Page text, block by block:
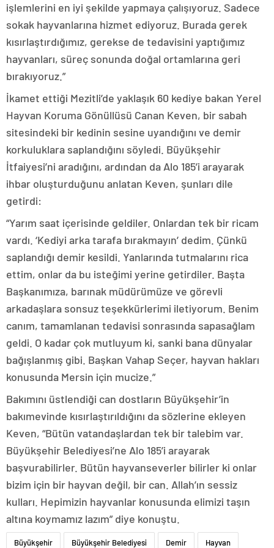
işlemlerini en iyi şekilde yapmaya çalışıyoruz. Sadece
sokak hayvanlarına hizmet ediyoruz. Burada gerek
kısırlaştırdığımız, gerekse de tedavisini yaptığımız
hayvanları, süreç sonunda doğal ortamlarına geri
bırakıyoruz.”
İkamet ettiği Mezitli’de yaklaşık 60 kediye bakan Yerel
Hayvan Koruma Gönüllüsü Canan Keven, bir sabah
sitesindeki bir kedinin sesine uyandığını ve demir
korkuluklara saplandığını söyledi. Büyükşehir
İtfaiyesi’ni aradığını, ardından da Alo 185’i arayarak
ihbar oluşturduğunu anlatan Keven, şunları dile
getirdi:
“Yarım saat içerisinde geldiler. Onlardan tek bir ricam
vardı. ‘Kediyi arka tarafa bırakmayın’ dedim. Çünkü
saplandığı demir kesildi. Yanlarında tutmalarını rica
ettim, onlar da bu isteğimi yerine getirdiler. Başta
Başkanımıza, barınak müdürümüze ve görevli
arkadaşlara sonsuz teşekkürlerimi iletiyorum. Benim
canım, tamamlanan tedavisi sonrasında sapasağlam
geldi. O kadar çok mutluyum ki, sanki bana dünyalar
bağışlanmış gibi. Başkan Vahap Seçer, hayvan hakları
konusunda Mersin için mucize.”
Bakımını üstlendiği can dostların Büyükşehir’in
bakımevinde kısırlaştırıldığını da sözlerine ekleyen
Keven, “Bütün vatandaşlardan tek bir talebim var.
Büyükşehir Belediyesi’ne Alo 185’i arayarak
başvurabilirler. Bütün hayvanseverler bilirler ki onlar
bizim için bir hayvan değil, bir can. Allah’ın sessiz
kulları. Hepimizin hayvanlar konusunda elimizi taşın
altına koymamız lazım” diye konuştu.
Büyükşehir Büyükşehir Belediyesi Demir Hayvan